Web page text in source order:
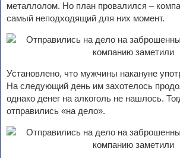
металлолом. Но план провалился –
самый неподходящий для них момент.
Установлено, что мужчины накануне
На следующий день им захотелось
однако денег на алкоголь не нашлось.
отправились «на дело».